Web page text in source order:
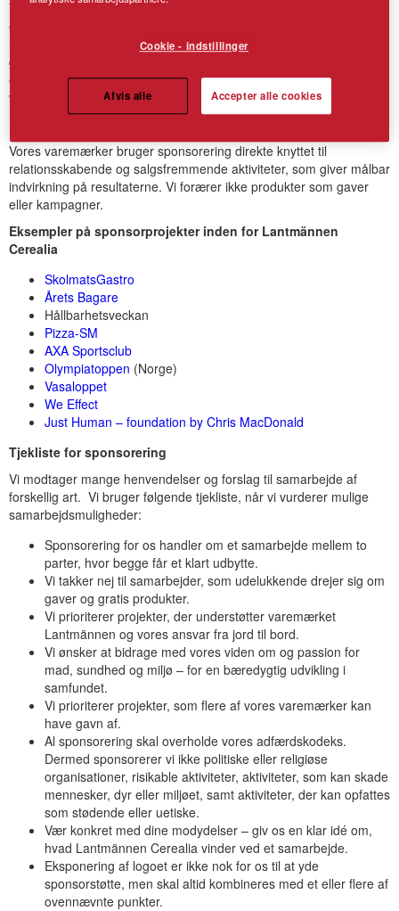
Vores samarbejder er af forskellig art, altid med et bredt
engagement på det område, hvor vi selv opererer og kan bidrage.
Samarbejderne er nøje udvalgt for at skabe forudsætninger for
gode relationer med vores målgrupper, øget interesse og
engagement for vores virksomhed samt nye forretninger med dem,
vi møder på vores vej.
Vores varemærker bruger sponsorering direkte knyttet til
relationsskabende og salgsfremmende aktiviteter, som giver målbar
indvirkning på resultaterne. Vi forærer ikke produkter som gaver
eller kampagner.
Eksempler på sponsorprojekter inden for Lantmännen
Cerealia
SkolmatsGastro
Årets Bagare
Hållbarhetsveckan
Pizza-SM
AXA Sportsclub
Olympiatoppen (Norge)
Vasaloppet
We Effect
Just Human – foundation by Chris MacDonald
Tjekliste for sponsorering
Vi modtager mange henvendelser og forslag til samarbejde af
forskellig art. Vi bruger følgende tjekliste, når vi vurderer mulige
samarbejdsmuligheder:
Sponsorering for os handler om et samarbejde mellem to
parter, hvor begge får et klart udbytte.
Vi takker nej til samarbejder, som udelukkende drejer sig om
gaver og gratis produkter.
Vi prioriterer projekter, der understøtter varemærket
Lantmännen og vores ansvar fra jord til bord.
Vi ønsker at bidrage med vores viden om og passion for
mad, sundhed og miljø – for en bæredygtig udvikling i
samfundet.
Vi prioriterer projekter, som flere af vores varemærker kan
have gavn af.
Al sponsorering skal overholde vores adfærdskodeks.
Dermed sponsorerer vi ikke politiske eller religiøse
organisationer, risikable aktiviteter, aktiviteter, som kan skade
mennesker, dyr eller miljøet, samt aktiviteter, der kan opfattes
som stødende eller uetiske.
Vær konkret med dine modydelser – giv os en klar idé om,
hvad Lantmännen Cerealia vinder ved et samarbejde.
Eksponering af logoet er ikke nok for os til at yde
sponsorstøtte, men skal altid kombineres med et eller flere af
ovennævnte punkter.
Cookie - indstillinger
Afvis alle Accepter alle cookies